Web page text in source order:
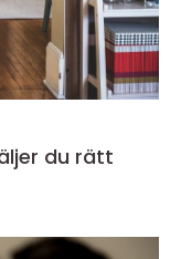
du rätt